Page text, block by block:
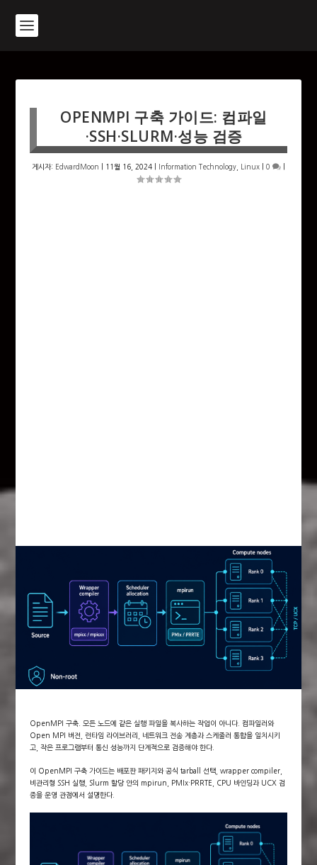
OPENMPI 구축 가이드: 컴파일
·SSH·SLURM·성능 검증
게시자: EdwardMoon 11월 16, 2024 Information Technology Linux 0
OpenMPI 구축. 모든 노드에 같은 실행 파일을 복사하는 작업이 아니다. 컴파일러와
Open MPI 버전, 런타임 라이브러리, 네트워크 전송 계층과 스케줄러 통합을 일치시키
고, 작은 프로그램부터 통신 성능까지 단계적으로 검증해야 한다.
이 OpenMPI 구축 가이드는 배포판 패키지와 공식 tarball 선택, wrapper compiler,
비관리형 SSH 실행, Slurm 할당 안의 mpirun, PMIx·PRRTE, CPU 바인딩과 UCX 검
증을 운영 관점에서 설명한다.